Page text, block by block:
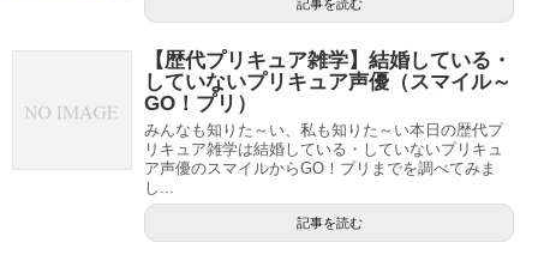
記事を読む
【歴代プリキュア雑学】結婚している・
していないプリキュア声優（スマイル～
GO！プリ）
みんなも知りた～い、私も知りた～い本日の歴代プ
リキュア雑学は結婚している・していないプリキュ
ア声優のスマイルからGO！プリまでを調べてみま
し...
記事を読む